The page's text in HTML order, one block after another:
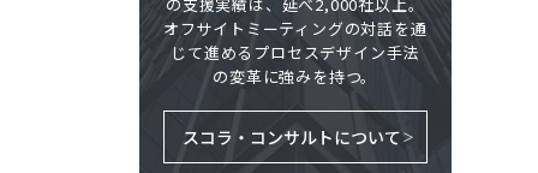
オフサイトミーティングの対話を通
じて進めるプロセスデザイン手法
の変革に強みを持つ。
スコラ・コンサルトについて